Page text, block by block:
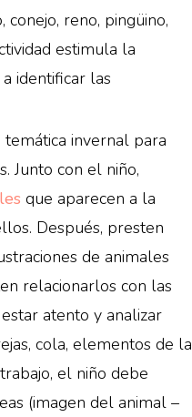
reno, pingüino,
estimula la
identificar las
invernal para
Junto con el niño,
que aparecen a la
Después, presten
de animales
relacionarlos con las
atento y analizar
cola, elementos de la
el niño debe
(imagen del animal –